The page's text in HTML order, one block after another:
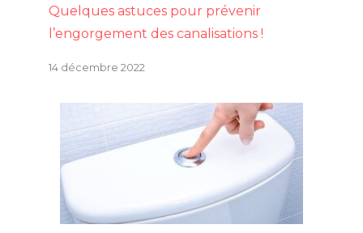
Quelques astuces pour prévenir
l’engorgement des canalisations !
14 décembre 2022